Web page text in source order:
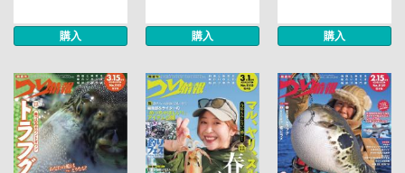
購入 購入 購入